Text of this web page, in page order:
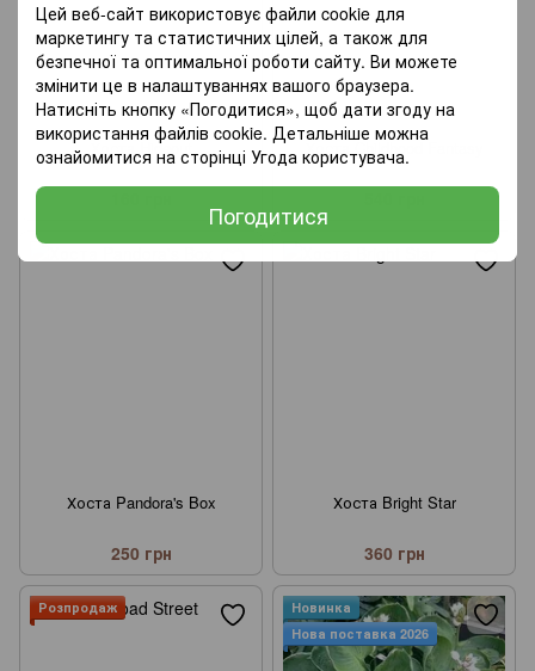
Цей веб-сайт використовує файли cookie для
маркетингу та статистичних цілей, а також для
безпечної та оптимальної роботи сайту. Ви можете
змінити це в налаштуваннях вашого браузера.
Натисніть кнопку «Погодитися», щоб дати згоду на
використання файлів cookie. Детальніше можна
ознайомитися на сторінці Угода користувача.
Погодитися
Хоста Hideout Хоста Childhood Fantasy
Хоста Pandora's Box
250 грн
Хоста Bright Star
360 грн
Розпродаж
Новинка
Нова поставка 2026